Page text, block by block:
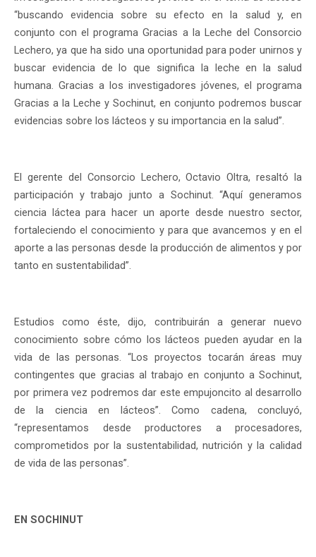
“buscando evidencia sobre su efecto en la salud y, en
conjunto con el programa Gracias a la Leche del Consorcio
Lechero, ya que ha sido una oportunidad para poder unirnos y
buscar evidencia de lo que significa la leche en la salud
humana. Gracias a los investigadores jóvenes, el programa
Gracias a la Leche y Sochinut, en conjunto podremos buscar
evidencias sobre los lácteos y su importancia en la salud”.
El gerente del Consorcio Lechero, Octavio Oltra, resaltó la
participación y trabajo junto a Sochinut. “Aquí generamos
ciencia láctea para hacer un aporte desde nuestro sector,
fortaleciendo el conocimiento y para que avancemos y en el
aporte a las personas desde la producción de alimentos y por
tanto en sustentabilidad”.
Estudios como éste, dijo, contribuirán a generar nuevo
conocimiento sobre cómo los lácteos pueden ayudar en la
vida de las personas. “Los proyectos tocarán áreas muy
contingentes que gracias al trabajo en conjunto a Sochinut,
por primera vez podremos dar este empujoncito al desarrollo
de la ciencia en lácteos”. Como cadena, concluyó,
“representamos desde productores a procesadores,
comprometidos por la sustentabilidad, nutrición y la calidad
de vida de las personas”.
EN SOCHINUT